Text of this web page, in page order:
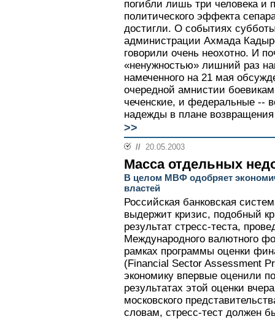
погибли лишь три человека и
политического эффекта
достигли. О событиях
администрации Ахмада
говорили очень неохотно. И
«ненужностью» лишний раз
намеченного на 21 мая
очередной амнистии
чеченские, и федеральные --
надежды в плане
>>
// 20.05.2003
Масса отдельных
В целом МВФ одобряет
властей
Российская банковская
выдержит кризис, подобный
результат стресс-теста,
Международного валютного
рамках программы оценки
(Financial Sector Assessment
экономику впервые оценили
результатах этой оценки
московского
словам, стресс-тест должен